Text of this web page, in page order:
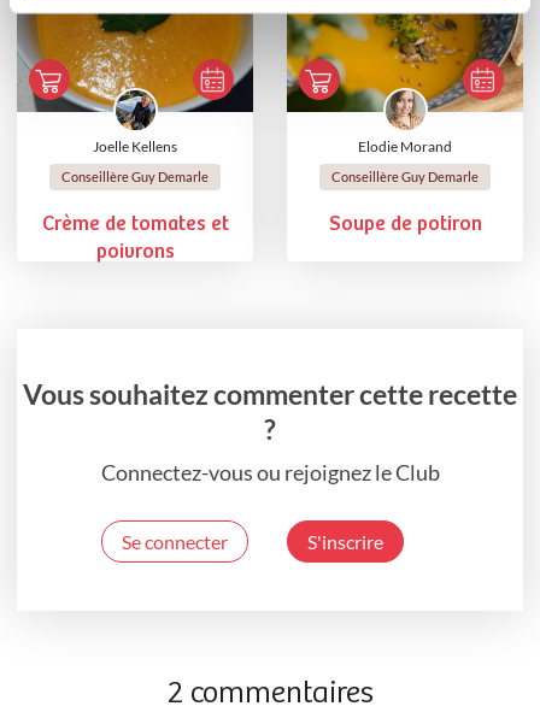
Joelle Kellens
Conseillère Guy Demarle
Crème de tomates et
poivrons
Elodie Morand
Conseillère Guy Demarle
Soupe de potiron
Vous souhaitez commenter cette recette
?
Connectez-vous ou rejoignez le Club
Se connecter S'inscrire
2 commentaires